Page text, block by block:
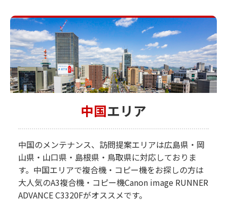
中国エリア
中国のメンテナンス、訪問提案エリアは広島県・岡
山県・山口県・島根県・鳥取県に対応しておりま
す。中国エリアで複合機・コピー機をお探しの方は
大人気のA3複合機・コピー機Canon image RUNNER
ADVANCE C3320Fがオススメです。